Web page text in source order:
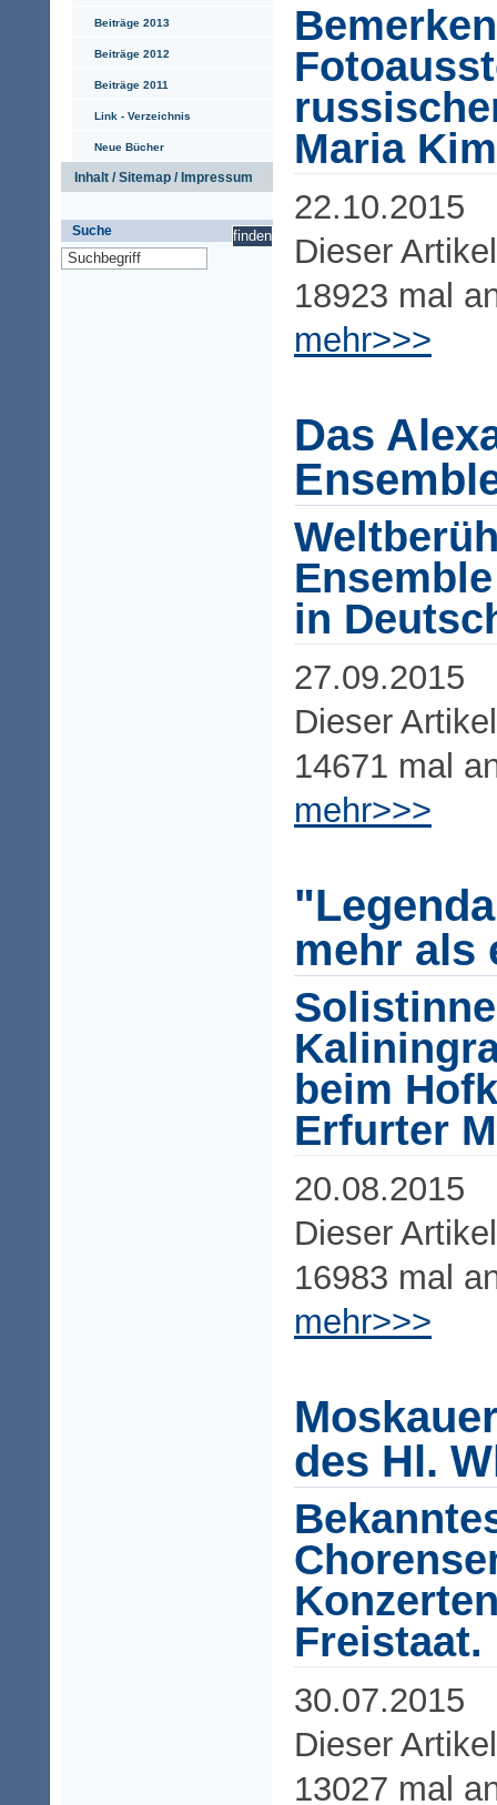
Beiträge 2013
Beiträge 2012
Beiträge 2011
Link - Verzeichnis
Neue Bücher
Inhalt / Sitemap / Impressum
Suche
Maria
22.10.2015
Dieser
18923 mal
mehr>>>
Das
in
27.09.2015
Dieser
14671 mal
mehr>>>
mehr als
beim
Erfurter
20.08.2015
Dieser
16983 mal
mehr>>>
des Hl.
Freistaat.
30.07.2015
Dieser
13027 mal